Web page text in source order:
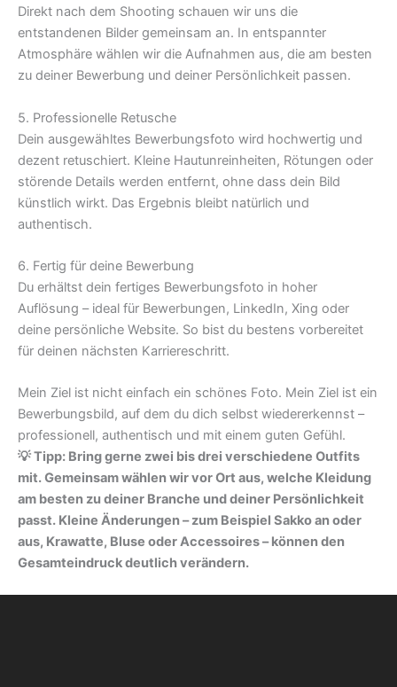
Direkt nach dem Shooting schauen wir uns die
entstandenen Bilder gemeinsam an. In entspannter
Atmosphäre wählen wir die Aufnahmen aus, die am besten
zu deiner Bewerbung und deiner Persönlichkeit passen.
5. Professionelle Retusche
Dein ausgewähltes Bewerbungsfoto wird hochwertig und
dezent retuschiert. Kleine Hautunreinheiten, Rötungen oder
störende Details werden entfernt, ohne dass dein Bild
künstlich wirkt. Das Ergebnis bleibt natürlich und
authentisch.
6. Fertig für deine Bewerbung
Du erhältst dein fertiges Bewerbungsfoto in hoher
Auflösung – ideal für Bewerbungen, LinkedIn, Xing oder
deine persönliche Website. So bist du bestens vorbereitet
für deinen nächsten Karriereschritt.
Mein Ziel ist nicht einfach ein schönes Foto. Mein Ziel ist ein
Bewerbungsbild, auf dem du dich selbst wiedererkennst –
professionell, authentisch und mit einem guten Gefühl.
💡 Tipp: Bring gerne zwei bis drei verschiedene Outfits
mit. Gemeinsam wählen wir vor Ort aus, welche Kleidung
am besten zu deiner Branche und deiner Persönlichkeit
passt. Kleine Änderungen – zum Beispiel Sakko an oder
aus, Krawatte, Bluse oder Accessoires – können den
Gesamteindruck deutlich verändern.